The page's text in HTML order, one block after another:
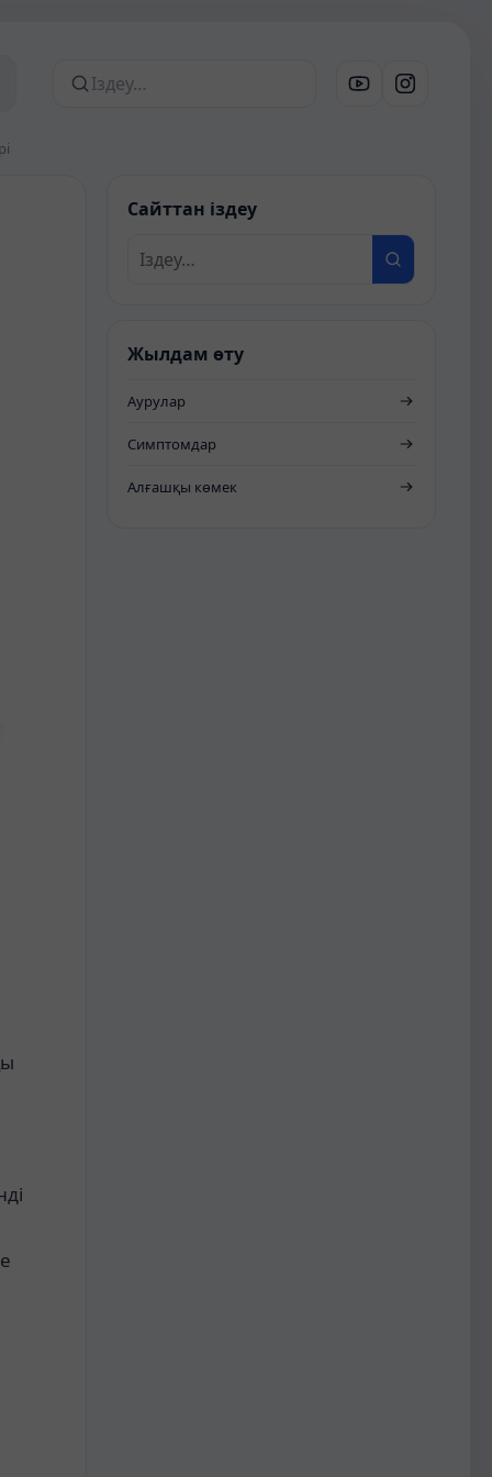
Сайттан іздеу
Сайттан іздеу
Жылдам өту
Аурулар
Симптомдар
Алғашқы көмек